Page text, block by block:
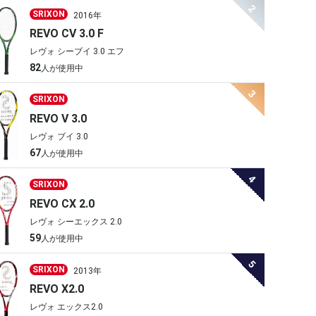
SRIXON 2016年
REVO CV 3.0 F
レヴォ シーブイ 3.0 エフ
82人が使用中
2
SRIXON
REVO V 3.0
レヴォ ブイ 3.0
67人が使用中
3
SRIXON
REVO CX 2.0
レヴォ シーエックス 2.0
59人が使用中
4
SRIXON 2013年
REVO X2.0
レヴォ エックス2.0
5